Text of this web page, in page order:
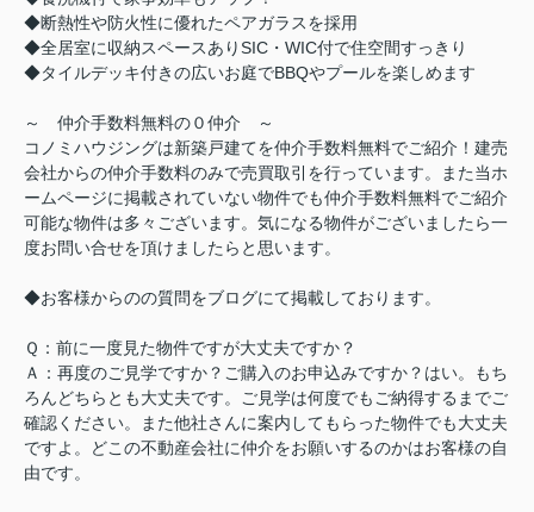
◆断熱性や防火性に優れたペアガラスを採用
◆全居室に収納スペースありSIC・WIC付で住空間すっきり
◆タイルデッキ付きの広いお庭でBBQやプールを楽しめます
～ 仲介手数料無料の０仲介 ～
コノミハウジングは新築戸建てを仲介手数料無料でご紹介！建売
会社からの仲介手数料のみで売買取引を行っています。また当ホ
ームページに掲載されていない物件でも仲介手数料無料でご紹介
可能な物件は多々ございます。気になる物件がございましたら一
度お問い合せを頂けましたらと思います。
◆お客様からのの質問をブログにて掲載しております。
Ｑ：前に一度見た物件ですが大丈夫ですか？
Ａ：再度のご見学ですか？ご購入のお申込みですか？はい。もち
ろんどちらとも大丈夫です。ご見学は何度でもご納得するまでご
確認ください。また他社さんに案内してもらった物件でも大丈夫
ですよ。どこの不動産会社に仲介をお願いするのかはお客様の自
由です。